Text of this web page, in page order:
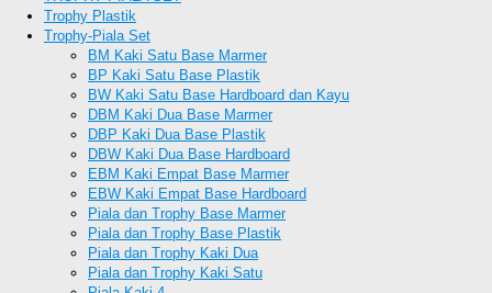
Trophy Plastik
Trophy-Piala Set
BM Kaki Satu Base Marmer
BP Kaki Satu Base Plastik
BW Kaki Satu Base Hardboard dan Kayu
DBM Kaki Dua Base Marmer
DBP Kaki Dua Base Plastik
DBW Kaki Dua Base Hardboard
EBM Kaki Empat Base Marmer
EBW Kaki Empat Base Hardboard
Piala dan Trophy Base Marmer
Piala dan Trophy Base Plastik
Piala dan Trophy Kaki Dua
Piala dan Trophy Kaki Satu